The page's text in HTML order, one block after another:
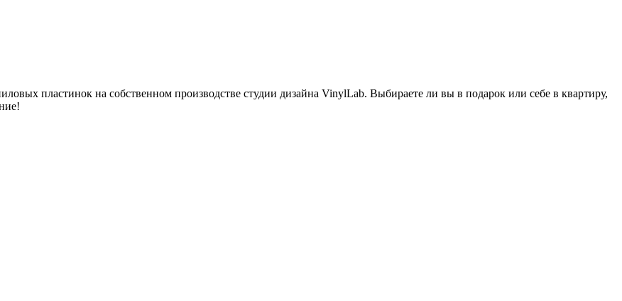
пластинок на собственном производстве студии дизайна VinylLab. Выбираете ли вы в подарок или себе в квартиру,